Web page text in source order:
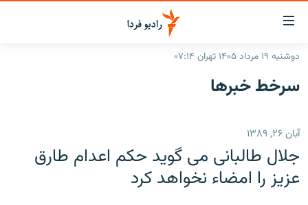
لینک‌های
قابلیت
دسترسی
بازگشت
اصلی
رفتن
صفحه
ایران
رادیو
انتخاب کنید و بشنویدپادکست
دوشنبه ۱۹ مرداد ۱۴۰۵ تهران ۰۷:۱۴
سرخط‌ خبرها
آبان ۲۶, ۱۳۸۹
جلال طالبانی می گوید حکم اعدام طارق
عزیز را امضاء نخواهد کرد